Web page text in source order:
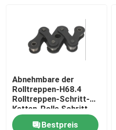
Abnehmbare der
Rolltreppen-H68.4
Rolltreppen-Schritt-
Ketten-Rolle Schritt-
der Ketten-CNAS
Bestpreis